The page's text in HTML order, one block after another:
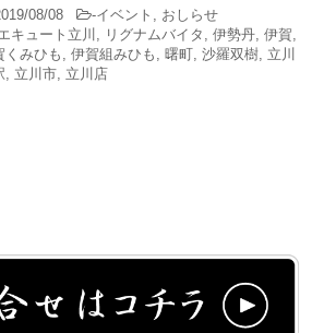
08/08 -イベント , おしらせ
キュート立川 , リグナムバイタ , 伊勢丹, 伊賀,
くみひも, 伊賀組みひも , 曙町, 沙羅双樹, 立川
, 立川市, 立川店